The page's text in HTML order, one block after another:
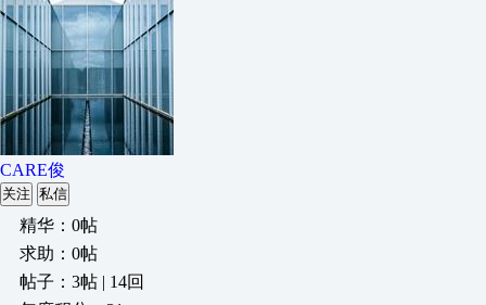
CARE俊
关注 私信
精华：0帖
求助：0帖
帖子：3帖 | 14回